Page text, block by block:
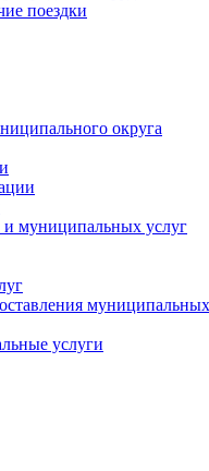
поездки
округа
и муниципальных услуг
услуги